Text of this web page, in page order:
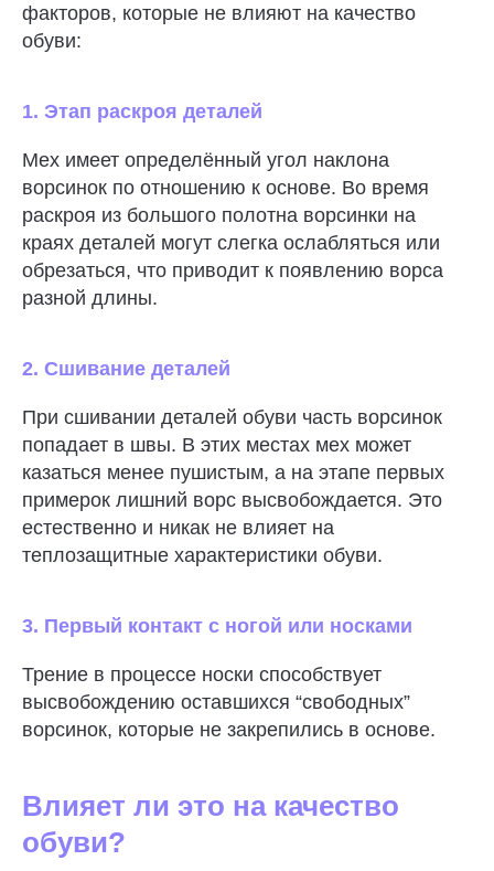
факторов, которые не влияют на качество
обуви:
1. Этап раскроя деталей
Мех имеет определённый угол наклона
ворсинок по отношению к основе. Во время
раскроя из большого полотна ворсинки на
краях деталей могут слегка ослабляться или
обрезаться, что приводит к появлению ворса
разной длины.
2. Сшивание деталей
При сшивании деталей обуви часть ворсинок
попадает в швы. В этих местах мех может
казаться менее пушистым, а на этапе первых
примерок лишний ворс высвобождается. Это
естественно и никак не влияет на
теплозащитные характеристики обуви.
3. Первый контакт с ногой или носками
Трение в процессе носки способствует
высвобождению оставшихся “свободных”
ворсинок, которые не закрепились в основе.
Влияет ли это на качество
обуви?